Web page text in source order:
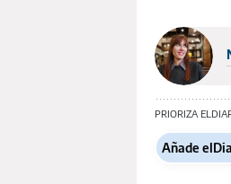
PRIORIZA
Añade